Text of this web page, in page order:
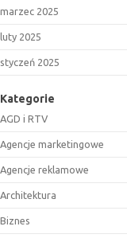
marzec 2025
luty 2025
styczeń 2025
Kategorie
AGD i RTV
Agencje marketingowe
Agencje reklamowe
Architektura
Biznes